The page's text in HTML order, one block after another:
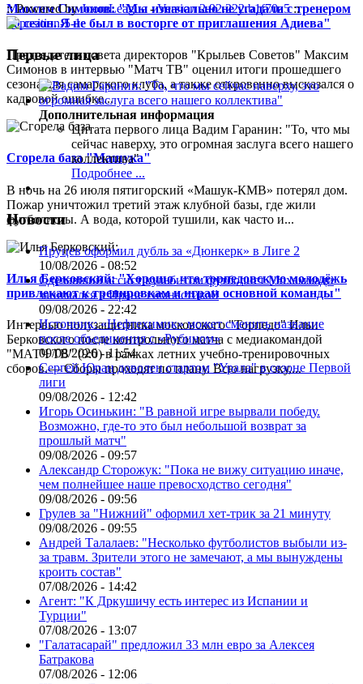
Максим Симонов: "Мы изначально не угадали с тренером
на сезон. Я не был в восторге от приглашения Адиева"
Председатель совета директоров "Крыльев Советов" Максим
Симонов в интервью "Матч ТВ" оценил итоги прошедшего
сезона для самарского клуба, а также откровенно высказался о
кадровой ошибке...
Сгорела база "Машука"
В ночь на 26 июля пятигорский «Машук-КМВ» потерял дом.
Пожар уничтожил третий этаж клубной базы, где жили
футболисты. А вода, которой тушили, как часто и...
Илья Берковский: "Хорошо, что торпедовскую молодёжь
привлекают к тренировкам и играм основной команды"
Интервью полузащитника московского "Торпедо" Ильи
Берковского после контрольного матча с медиакомандой
"МАТЧ ТВ" (9:0) в рамках летних учебно-тренировочных
сборов.— Сборы проходят по плану. Всю нагрузку,...
:: Powered byJoomLeague-Version 2.92.222.b1f70a5::
Первые лица
Дополнительная информация
Цитата первого лица Вадим Гаранин: "То, что мы
сейчас наверху, это огромная заслуга всего нашего
коллектива"
Подробнее ...
Новости
Пруцев оформил дубль за «Дюнкерк» в Лиге 2
10/08/2026 - 08:52
Сделавший ассист кульбитом футболист Мохаммади
занимался в Иране гимнастикой
09/08/2026 - 22:42
Источник: «Нефтехимик» может сменить название
после объединения с «Рубином»
09/08/2026 - 11:54
Сергей Юран доволен стартом "Урала" в сезоне Первой
лиги
09/08/2026 - 12:42
Игорь Осинькин: "В равной игре вырвали победу.
Возможно, где-то это был небольшой возврат за
прошлый матч"
09/08/2026 - 09:57
Александр Сторожук: "Пока не вижу ситуацию иначе,
чем полнейшее наше превосходство сегодня"
09/08/2026 - 09:56
Грулев за "Нижний" оформил хет-трик за 21 минуту
09/08/2026 - 09:55
Андрей Талалаев: "Несколько футболистов выбыли из-
за травм. Зрители этого не замечают, а мы вынуждены
кроить состав"
07/08/2026 - 14:42
Агент: "К Дркушичу есть интерес из Испании и
Турции"
07/08/2026 - 13:07
"Галатасарай" предложил 33 млн евро за Алексея
Батракова
07/08/2026 - 12:06